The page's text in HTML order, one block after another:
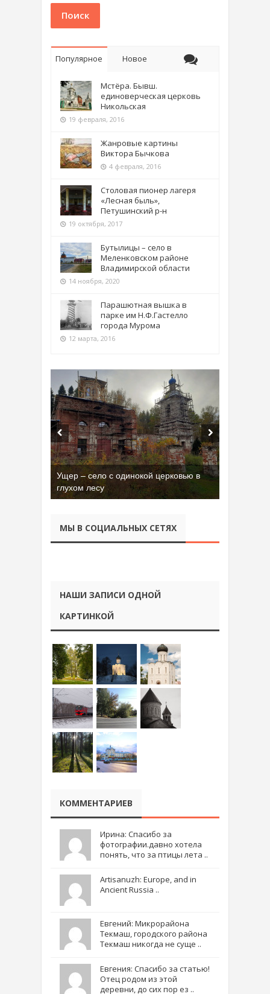
Поиск
Популярное Новое
Мстёра. Бывш.
единоверческая церковь
Никольская
19 февраля, 2016
Жанровые картины
Виктора Бычкова
4 февраля, 2016
Столовая пионер лагеря
«Лесная быль»,
Петушинский р-н
19 октября, 2017
Бутылицы – село в
Меленковском районе
Владимирской области
14 ноября, 2020
Парашютная вышка в
парке им Н.Ф.Гастелло
города Мурома
12 марта, 2016
Ущер – село с одинокой церковью в
глухом лесу
МЫ В СОЦИАЛЬНЫХ СЕТЯХ
НАШИ ЗАПИСИ ОДНОЙ
КАРТИНКОЙ
КОММЕНТАРИЕВ
Ирина: Спасибо за
фотографии.давно хотела
понять, что за птицы лета ..
Artisanuzh: Europe, and in
Ancient Russia ..
Евгений: Микрорайона
Текмаш, городского района
Текмаш никогда не суще ..
Евгения: Спасибо за статью!
Отец родом из этой
деревни, до сих пор ез ..